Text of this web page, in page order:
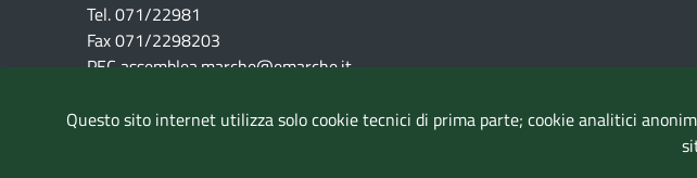
Tel. 071/22981
Fax 071/2298203
PEC assemblea.marche@emarche.it
Questo sito internet utilizza solo cookie tecnici di prima parte; cookie analitici